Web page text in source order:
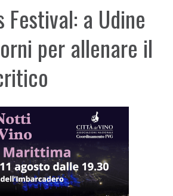
Festival: a Udine
per allenare il